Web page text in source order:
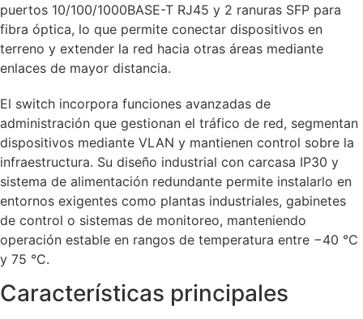
puertos 10/100/1000BASE-T RJ45 y 2 ranuras SFP para
fibra óptica, lo que permite conectar dispositivos en
terreno y extender la red hacia otras áreas mediante
enlaces de mayor distancia.
El switch incorpora funciones avanzadas de
administración que gestionan el tráfico de red, segmentan
dispositivos mediante VLAN y mantienen control sobre la
infraestructura. Su diseño industrial con carcasa IP30 y
sistema de alimentación redundante permite instalarlo en
entornos exigentes como plantas industriales, gabinetes
de control o sistemas de monitoreo, manteniendo
operación estable en rangos de temperatura entre −40 °C
y 75 °C.
Características principales